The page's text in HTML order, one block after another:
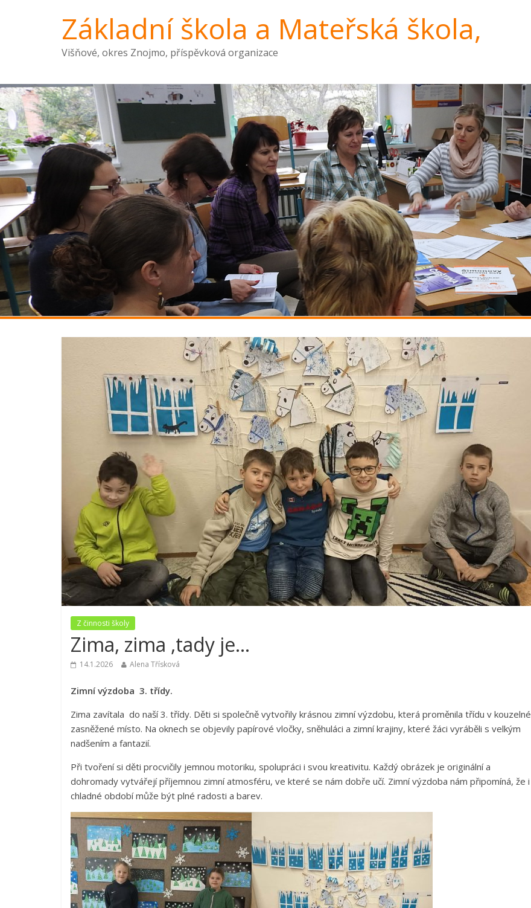
Základní škola a Mateřská škola,
Višňové, okres Znojmo, příspěvková organizace
Z činnosti školy
Zima, zima ,tady je…
14.1.2026 Alena Třísková
Zimní výzdoba 3. třídy.
Zima zavítala do naší 3. třídy. Děti si společně vytvořily krásnou zimní výzdobu, která proměnila třídu v kouzelné
zasněžené místo. Na oknech se objevily papírové vločky, sněhuláci a zimní krajiny, které žáci vyráběli s velkým
nadšením a fantazií.
Při tvoření si děti procvičily jemnou motoriku, spolupráci i svou kreativitu. Každý obrázek je originální a
dohromady vytvářejí příjemnou zimní atmosféru, ve které se nám dobře učí. Zimní výzdoba nám připomíná, že i
chladné období může být plné radosti a barev.